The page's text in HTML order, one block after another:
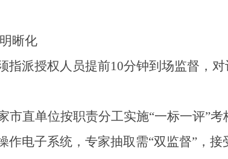
晰化
指派授权人员提前10分钟到场监督，
市直单位按职责分工实施“一标一评”考
作电子系统，专家抽取需“双监督” ，